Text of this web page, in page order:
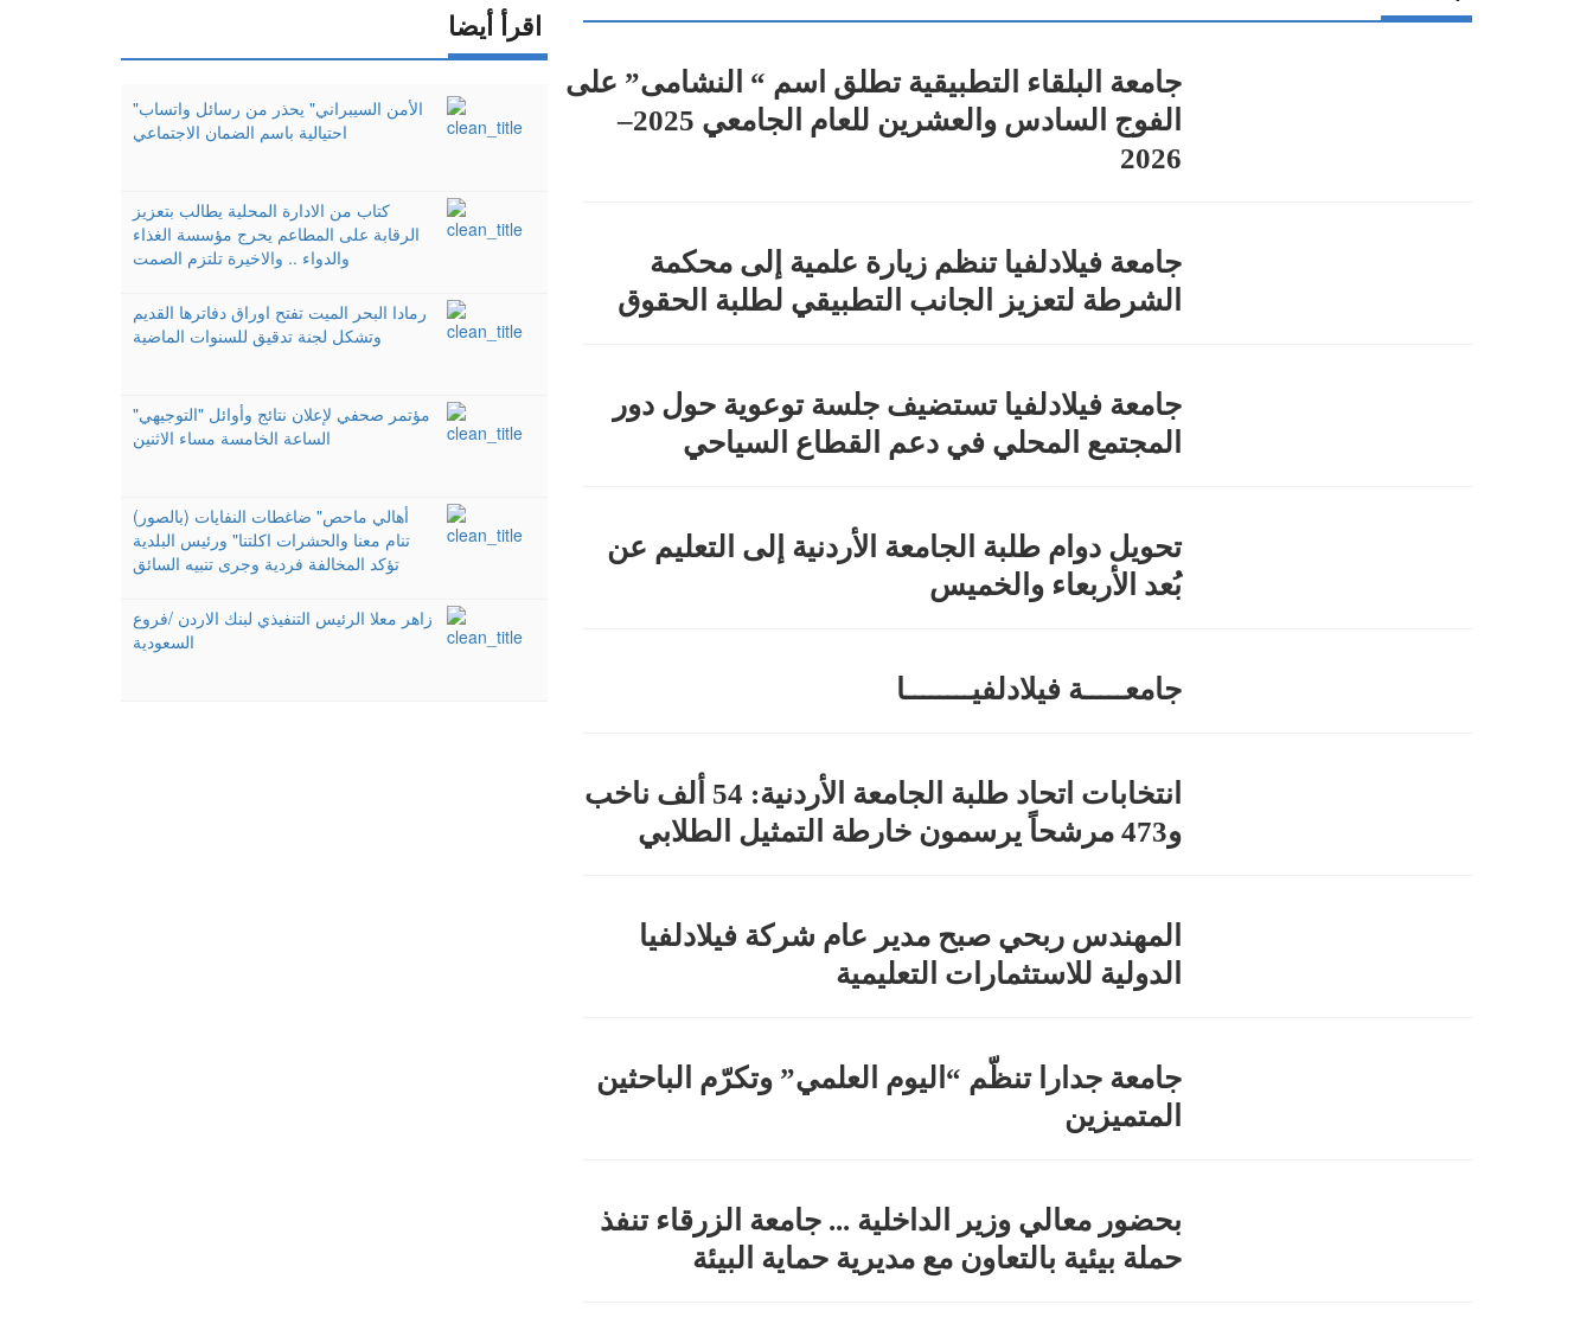
جامعة البلقاء التطبيقية تطلق اسم “ النشامى” على
الفوج السادس والعشرين للعام الجامعي 2025–
2026
جامعة فيلادلفيا تنظم زيارة علمية إلى محكمة
الشرطة لتعزيز الجانب التطبيقي لطلبة الحقوق
جامعة فيلادلفيا تستضيف جلسة توعوية حول دور
المجتمع المحلي في دعم القطاع السياحي
تحويل دوام طلبة الجامعة الأردنية إلى التعليم عن
بُعد الأربعاء والخميس
جامعـــــة فيلادلفيــــــــا
انتخابات اتحاد طلبة الجامعة الأردنية: 54 ألف ناخب
و473 مرشحاً يرسمون خارطة التمثيل الطلابي
المهندس ربحي صبح مدير عام شركة فيلادلفيا
الدولية للاستثمارات التعليمية
جامعة جدارا تنظّم “اليوم العلمي” وتكرّم الباحثين
المتميزين
بحضور معالي وزير الداخلية ... جامعة الزرقاء تنفذ
حملة بيئية بالتعاون مع مديرية حماية البيئة
اقرأ أيضا
"الأمن السيبراني" يحذر من رسائل واتساب
احتيالية باسم الضمان الاجتماعي
كتاب من الادارة المحلية يطالب بتعزيز
الرقابة على المطاعم يحرج مؤسسة الغذاء
والدواء .. والاخيرة تلتزم الصمت
رمادا البحر الميت تفتح اوراق دفاترها القديم
وتشكل لجنة تدقيق للسنوات الماضية
مؤتمر صحفي لإعلان نتائج وأوائل "التوجيهي"
الساعة الخامسة مساء الاثنين
(بالصور) أهالي ماحص" ضاغطات النفايات
تنام معنا والحشرات اكلتنا" ورئيس البلدية
تؤكد المخالفة فردية وجرى تنبيه السائق
زاهر معلا الرئيس التنفيذي لبنك الاردن /فروع
السعودية